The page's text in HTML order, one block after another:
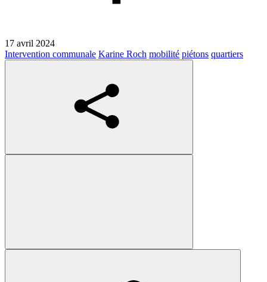
17 avril 2024
Intervention communale Karine Roch mobilité piétons quartiers